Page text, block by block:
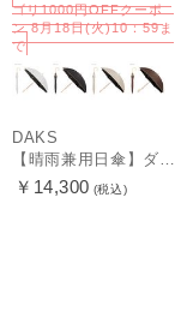
ゴリ1000円OFFクーポ
ン 8月18日(火)10：59ま
で
DAKS
【晴雨兼用日傘】ダックス（DAKS）ロゴジャガード×刺繍 遮光99.99％ UV99％ 日本製
￥14,300 (税込)